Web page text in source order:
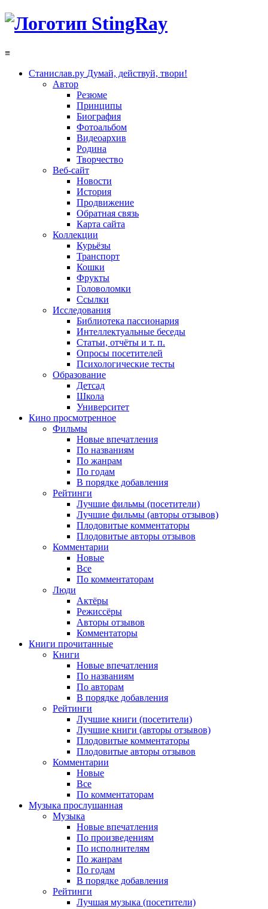
≡
Станислав.ру Думай, действуй, твори!
Автор
Резюме
Принципы
Биография
Фотоальбом
Видеоархив
Родина
Творчество
Веб-сайт
Новости
История
Продвижение
Обратная связь
Карта сайта
Коллекции
Курьёзы
Транспорт
Кошки
Фрукты
Головоломки
Ссылки
Исследования
Библиотека пассионария
Интеллектуальные беседы
Статьи, отчёты и т. п.
Опросы посетителей
Психологические тесты
Образование
Детсад
Школа
Университет
Кино просмотренное
Фильмы
Новые впечатления
По названиям
По жанрам
По годам
В порядке добавления
Рейтинги
Лучшие фильмы (посетители)
Лучшие фильмы (авторы отзывов)
Плодовитые комментаторы
Плодовитые авторы отзывов
Комментарии
Новые
Все
По комментаторам
Люди
Актёры
Режиссёры
Авторы отзывов
Комментаторы
Книги прочитанные
Книги
Новые впечатления
По названиям
По авторам
В порядке добавления
Рейтинги
Лучшие книги (посетители)
Лучшие книги (авторы отзывов)
Плодовитые комментаторы
Плодовитые авторы отзывов
Комментарии
Новые
Все
По комментаторам
Музыка прослушанная
Музыка
Новые впечатления
По произведениям
По исполнителям
По жанрам
По годам
В порядке добавления
Рейтинги
Лучшая музыка (посетители)